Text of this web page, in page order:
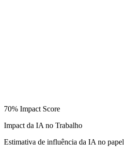
70% Impact Score
Impact da IA no Trabalho
Estimativa de influência da IA no papel